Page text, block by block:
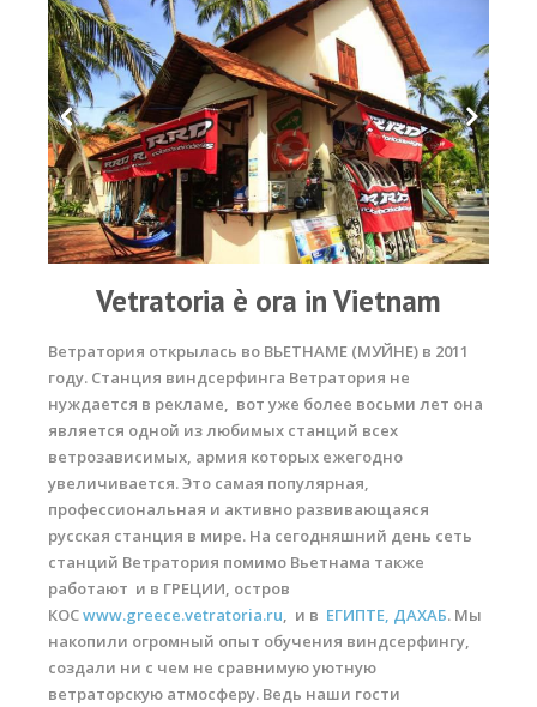
Vetratoria è ora in Vietnam
Ветратория открылась во ВЬЕТНАМЕ (МУЙНЕ) в 2011
году. Станция виндсерфинга Ветратория не
нуждается в рекламе, вот уже более восьми лет она
является одной из любимых станций всех
ветрозависимых, армия которых ежегодно
увеличивается. Это самая популярная,
профессиональная и активно развивающаяся
русская станция в мире. На сегодняшний день сеть
станций Ветратория помимо Вьетнама также
работают и в ГРЕЦИИ, остров
КОСwww.greece.vetratoria.ru , и в ЕГИПТЕ, ДАХАБ. Мы
накопили огромный опыт обучения виндсерфингу,
создали ни с чем не сравнимую уютную
ветраторскую атмосферу. Ведь наши гости